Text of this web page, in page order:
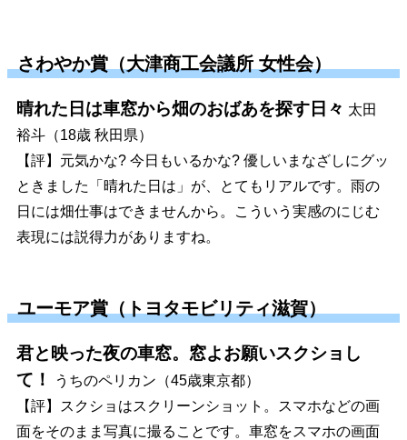
さわやか賞（大津商工会議所 女性会）
晴れた日は車窓から畑のおばあを探す日々 太田
裕斗（18歳 秋田県）
【評】元気かな? 今日もいるかな? 優しいまなざしにグッ
ときました「晴れた日は」が、とてもリアルです。雨の
日には畑仕事はできませんから。こういう実感のにじむ
表現には説得力がありますね。
ユーモア賞（トヨタモビリティ滋賀）
君と映った夜の車窓。窓よお願いスクショし
て！
うちのペリカン（45歳東京都）
【評】スクショはスクリーンショット。スマホなどの画
面をそのまま写真に撮ることです。車窓をスマホの画面